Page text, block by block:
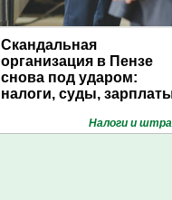
Скандальная
организация в Пензе
снова под ударом:
налоги, суды,
Налоги и